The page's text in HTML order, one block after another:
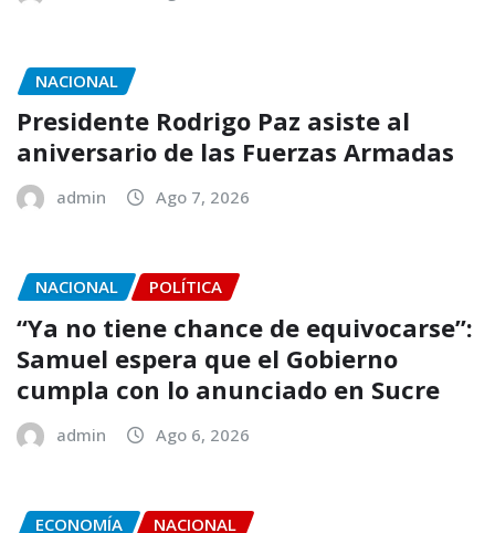
NACIONAL
Presidente Rodrigo Paz asiste al
aniversario de las Fuerzas Armadas
admin Ago 7, 2026
NACIONAL POLÍTICA
“Ya no tiene chance de equivocarse”:
Samuel espera que el Gobierno
cumpla con lo anunciado en Sucre
admin Ago 6, 2026
ECONOMÍA NACIONAL